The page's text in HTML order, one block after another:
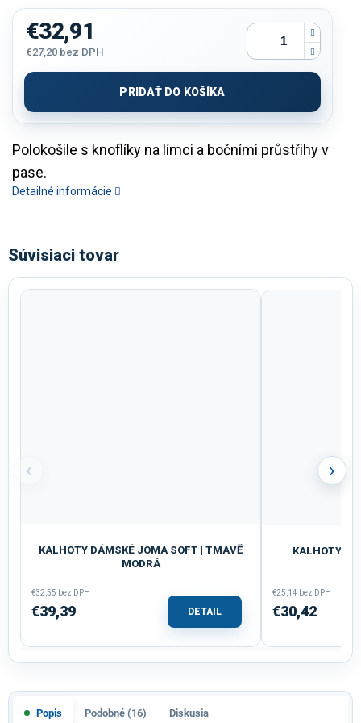
Polokošile s knoflíky na límci a bočními průstřihy v
pase.
Detailné informácie
€32,91
€27,20 bez DPH
cena:
PRIDAŤ DO KOŠÍKA
Súvisiaci tovar
‹
KALHOTY DÁMSKÉ JOMA SOFT | TMAVĚ
MODRÁ
€32,55 bez DPH
€39,39 DETAIL
KALHOTY
€25,14 bez DPH
€30,42
›
Popis Podobné (16) Diskusia